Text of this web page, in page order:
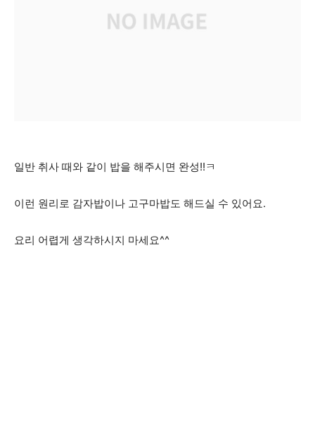
일반 취사 때와 같이 밥을 해주시면 완성!!ㅋ
이런 원리로 감자밥이나 고구마밥도 해드실 수 있어요.
요리 어렵게 생각하시지 마세요^^